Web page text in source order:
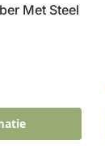
Met Steel